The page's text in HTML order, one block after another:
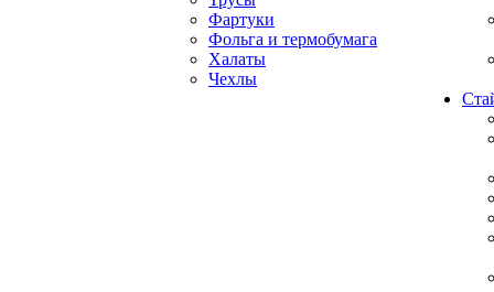
Фартуки
Фольга и термобумага
Халаты
Чехлы